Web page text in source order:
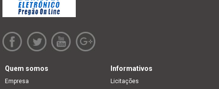
Quem somos
Empresa
Informativos
Licitações